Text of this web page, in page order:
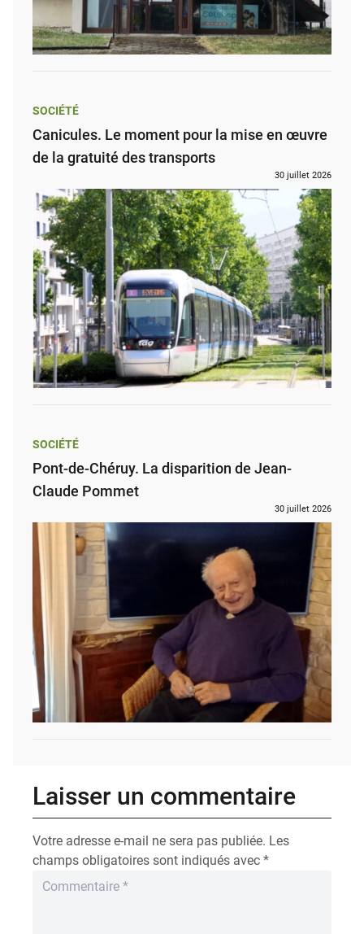
SOCIÉTÉ
Canicules. Le moment pour la mise en œuvre
de la gratuité des transports
30 juillet 2026
SOCIÉTÉ
Pont-de-Chéruy. La disparition de Jean-
Claude Pommet
30 juillet 2026
Laisser un commentaire
Votre adresse e-mail ne sera pas publiée. Les
champs obligatoires sont indiqués avec *